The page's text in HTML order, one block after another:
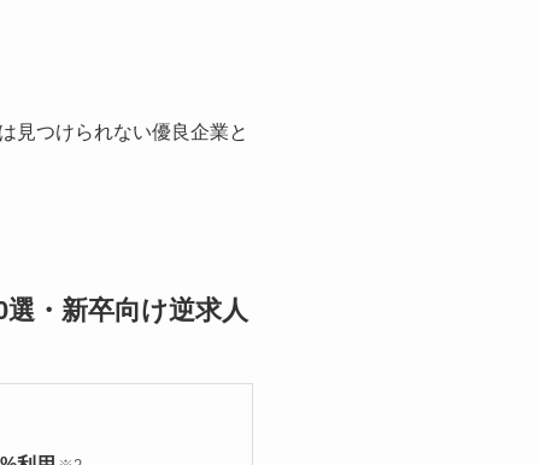
見つけられない優良企業と
・新卒向け逆求人